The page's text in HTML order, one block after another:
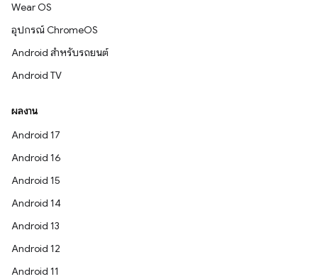
Wear OS
อุปกรณ์ ChromeOS
Android สำหรับรถยนต์
Android TV
ผลงาน
Android 17
Android 16
Android 15
Android 14
Android 13
Android 12
Android 11